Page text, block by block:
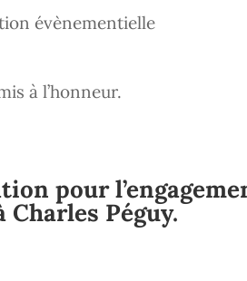
évènementielle
à l’honneur.
pour
Charles Péguy.